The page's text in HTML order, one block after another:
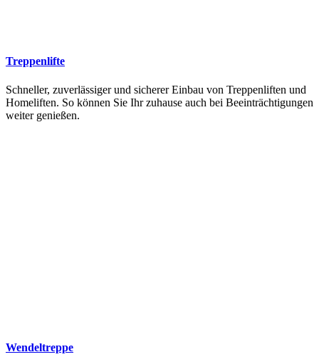
Treppenlifte
Schneller, zuverlässiger und sicherer Einbau von Treppenliften und
Homeliften. So können Sie Ihr zuhause auch bei Beeinträchtigungen
weiter genießen.
Wendeltreppe